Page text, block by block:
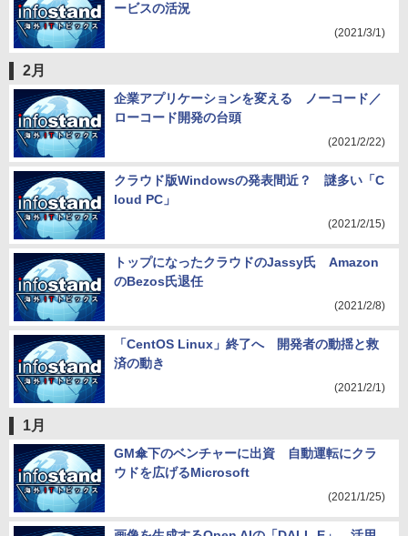
ービスの活況
(2021/3/1)
2月
企業アプリケーションを変える ノーコード／
ローコード開発の台頭
(2021/2/22)
クラウド版Windowsの発表間近？ 謎多い「C
loud PC」
(2021/2/15)
トップになったクラウドのJassy氏 Amazon
のBezos氏退任
(2021/2/8)
「CentOS Linux」終了へ 開発者の動揺と救
済の動き
(2021/2/1)
1月
GM傘下のベンチャーに出資 自動運転にクラ
ウドを広げるMicrosoft
(2021/1/25)